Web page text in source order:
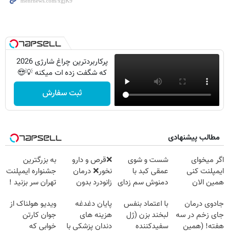
پرکاربردترین چراغ شارژی 2026
که شگفت زده ات میکنه 💡😍
ثبت سفارش
مطالب پیشنهادی
اگر میخوای
ایمپلنت کنی
همین الان
۲۵ میلیون
تومان!!!
شست و شوی
عمقی کبد با
دمنوش سم زدای
❌قرص‌ و دارو
نخور❌ درمان
زانودرد بدون
به بزرگترین
جشنواره ایمپلنت
تهران سر بزنید !
میلیون !
جادوی درمان
جای زخم در سه
هفته! (همین
با اعتماد بنفس
لبخند بزن (ژل
سفیدکننده
پایان دغدغه
هزینه های
دندان پزشکی با
ویدیو هولناک از
جوان کارتن
خوابی که